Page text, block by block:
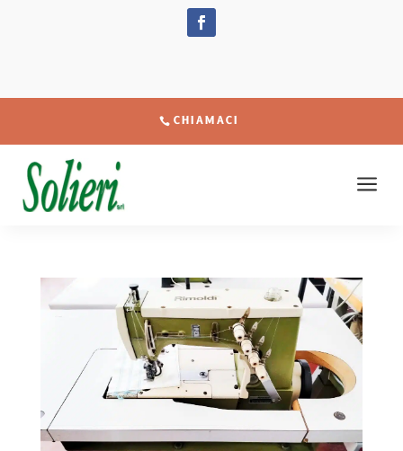
CHIAMACI
a